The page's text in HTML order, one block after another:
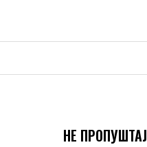
НЕ ПРОПУШТАЈ